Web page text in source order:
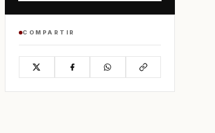
COMPARTIR